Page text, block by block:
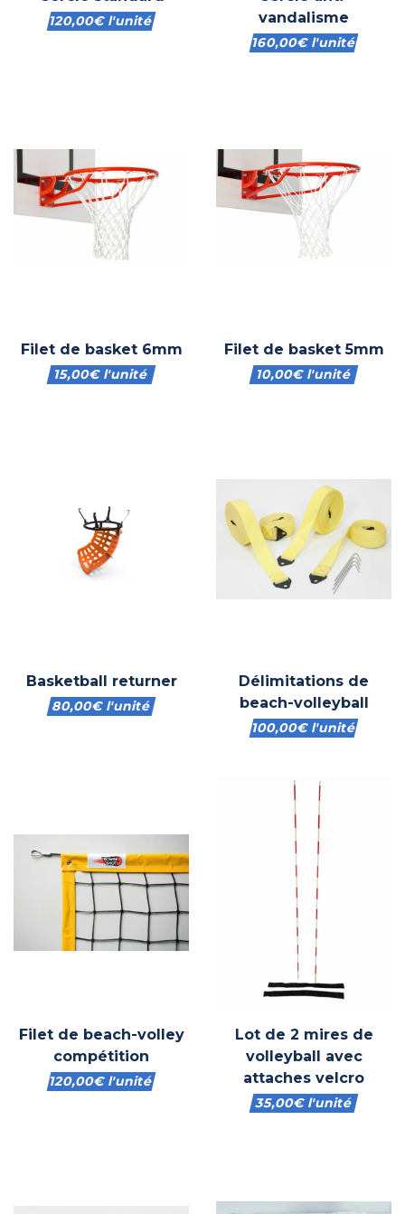
120,00€l'unité
vandalisme
160,00€l'unité
Filet de basket 6mm
15,00€l'unité
Filet de basket 5mm
10,00€l'unité
Basketball returner
80,00€l'unité
Délimitations de
beach-volleyball
100,00€l'unité
Filet de beach-volley
compétition
120,00€l'unité
Lot de 2 mires de
volleyball avec
attaches velcro
35,00€l'unité